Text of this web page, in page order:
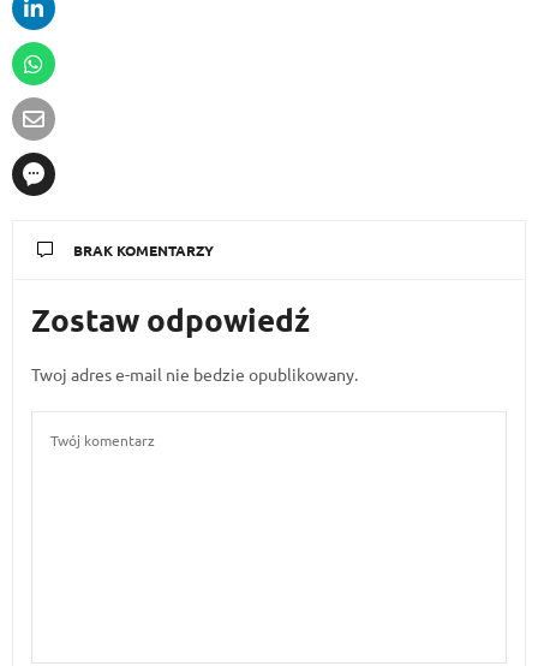
BRAK KOMENTARZY
Zostaw odpowiedź
Twoj adres e-mail nie bedzie opublikowany.